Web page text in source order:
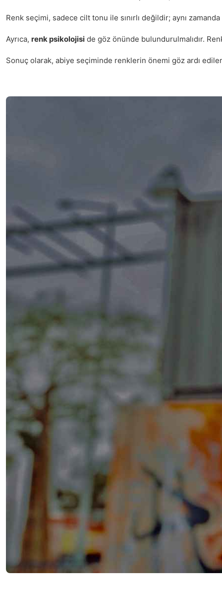
Renk seçimi, sadece cilt tonu ile sınırlı değildir; aynı
Ayrıca, renk psikolojisi de göz önünde bulundurulmalıdır.
Sonuç olarak, abiye seçiminde renklerin önemi göz ardı